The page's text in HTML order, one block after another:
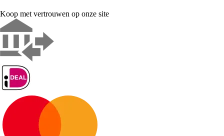
Koop met vertrouwen op onze site